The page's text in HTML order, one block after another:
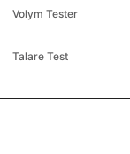
Volym Tester
Talare Test